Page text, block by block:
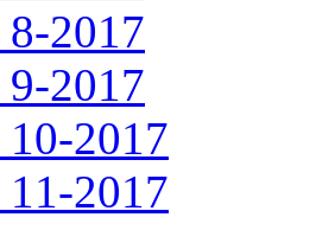
2017
2017
2017
2017